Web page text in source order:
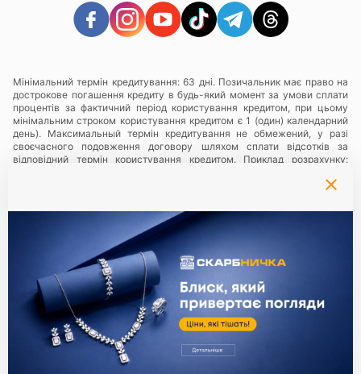
Мінімальний термін кредитування: 63 дні. Позичальник має право на
дострокове погашення кредиту в будь-який момент за умови сплати
процентів за фактичний період користування кредитом, при цьому
мінімальним строком користування кредитом є 1 (один) календарний
день). Максимальный термін кредитування не обмежений, у разі
своєчасного подовження договору шляхом сплати відсотків за
відповідний термін користування кредитом. Приклад розрахунку:
1,3% в день, приклад розрахунку: при сумі кредиту 1000 грн., плата за
користування 63 календарні дні Позичальнику необхідно буде
заплатити суму у розмірі 819 грн.
Послуги надаються в мережі ломбардів
юридичні особи та їх відокремлені підрозділи, що надають ломбардні
послуги з використанням торгівельної марки (знаку для товарів та
послуг) «Скарбниця ТМ»..Політика конфіденційності
Партнери:
Єдиний ключ до всіх сервісів